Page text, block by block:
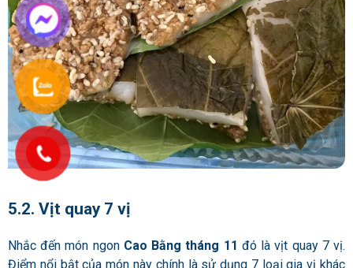
5.2. Vịt quay 7 vị
Nhắc đến món ngon Cao Bằng tháng 11 đó là vịt quay 7 vị.
Điểm nổi bật của món này chính là sử dụng 7 loại gia vị khác